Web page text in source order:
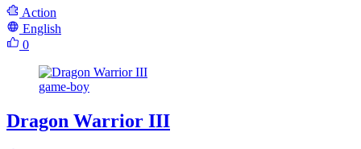
Action
English
0
game-boy
Dragon Warrior III